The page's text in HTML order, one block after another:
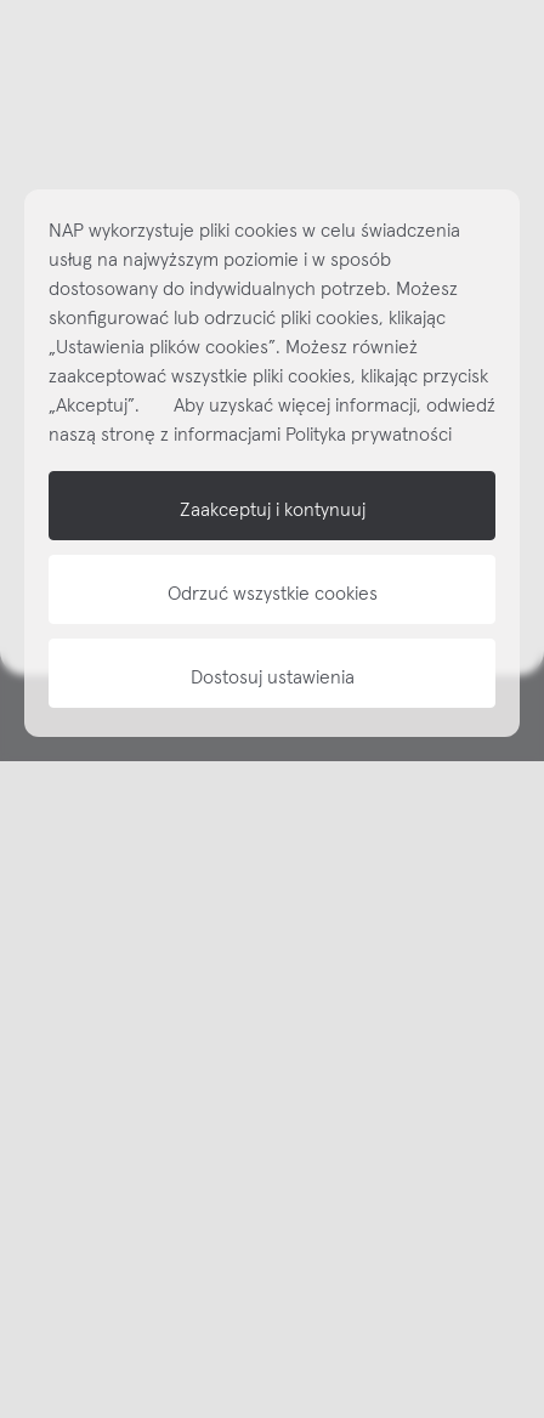
Najlepsze inspiracje i promocje na wyciągnięcie ręki, zapisz się już
dzisiaj do naszego cyklicznego newslettera!
Subskrybuj NEWSLETTER
shop online
NAP wykorzystuje pliki cookies w celu świadczenia
usług na najwyższym poziomie i w sposób
dostosowany do indywidualnych potrzeb. Możesz
skonfigurować lub odrzucić pliki cookies, klikając
„Ustawienia plików cookies”. Możesz również
zaakceptować wszystkie pliki cookies, klikając przycisk
„Akceptuj”. Aby uzyskać więcej informacji, odwiedź
naszą stronę z informacjami Polityka prywatności
Zaakceptuj i kontynuuj
Odrzuć wszystkie cookies
Dostosuj ustawienia